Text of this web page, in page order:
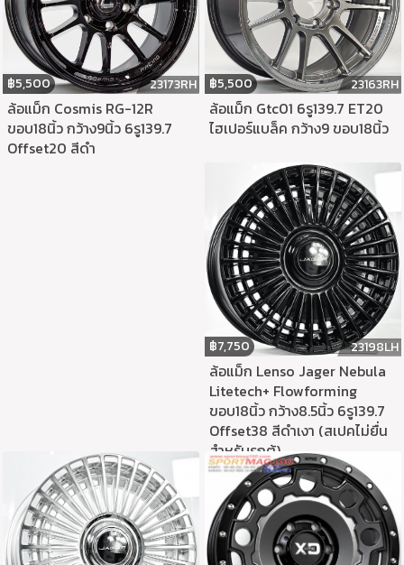
฿5,500 23173RH
ล้อแม็ก Cosmis RG-12R
ขอบ18นิ้ว กว้าง9นิ้ว 6รู139.7
Offset20 สีดำ
฿5,500 23163RH
ล้อแม็ก Gtc01 6รู139.7 ET20
ไฮเปอร์แบล็ค กว้าง9 ขอบ18นิ้ว
฿7,750 23198LH
ล้อแม็ก Lenso Jager Nebula
Litetech+ Flowforming
ขอบ18นิ้ว กว้าง8.5นิ้ว 6รู139.7
Offset38 สีดำเงา (สเปคไม่ยื่น
สำหรับรถตู้)